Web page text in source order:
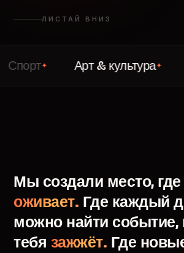
ЛИСТАЙ ВНИЗ
Арт & культура✦
Мы создали место, где
оживает. Где каждый
можно найти событие,
тебя зажжёт. Где